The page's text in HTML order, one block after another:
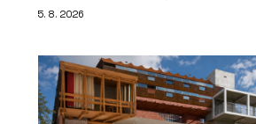
5. 8. 2026